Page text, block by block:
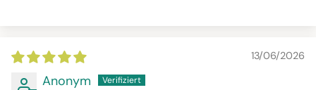
13/06/2026
Anonym